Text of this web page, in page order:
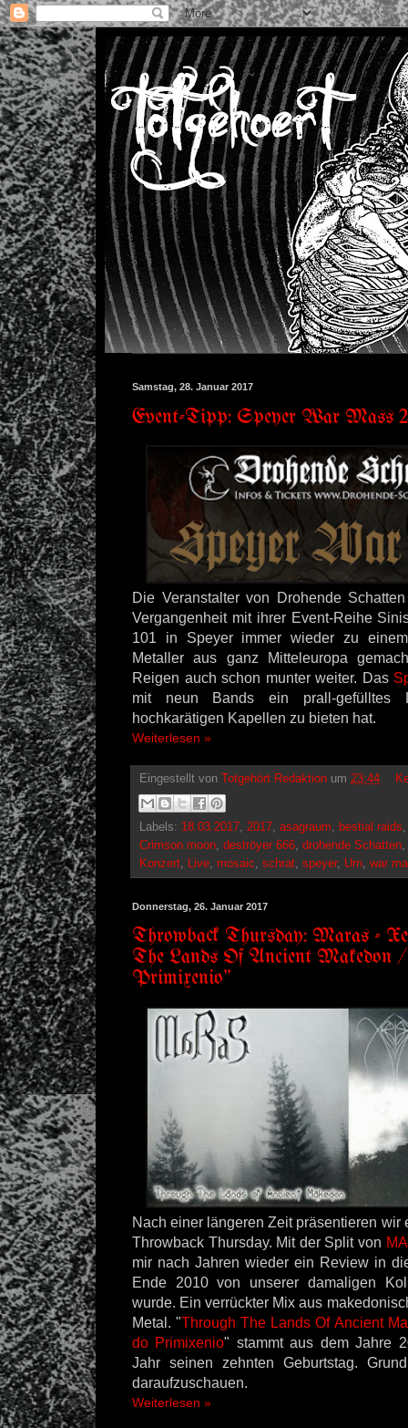
Samstag, 28. Januar 2017
Event-Tipp: Speyer War Mass
Die Veranstalter von Drohende
Vergangenheit mit ihrer Event-Reihe
101 in Speyer immer wieder zu
Metaller aus ganz Mitteleuropa
Reigen auch schon munter weiter. Das
mit neun Bands ein prall-gefülltes
hochkarätigen Kapellen zu bieten hat.
Weiterlesen »
Eingestellt von Totgehört Redaktion um 23:44
Labels: 18.03.2017 2017 asagraum bestial raids
Crimson moon deströyer 666 drohende Schatten
Konzert Live mosaic schrat speyer, Urn war
Donnerstag, 26. Januar 2017
Throwback Thursday: Maras -
The Lands Of Ancient Makedon
Primixenio"
Nach einer längeren Zeit präsentieren wir
Throwback Thursday. Mit der Split von
mir nach Jahren wieder ein Review in
Ende 2010 von unserer damaligen
wurde. Ein verrückter Mix aus
Metal."Through The Lands Of Ancient
do Primixenio" stammt aus dem Jahre
Jahr seinen zehnten Geburtstag.
daraufzuschauen.
Weiterlesen »